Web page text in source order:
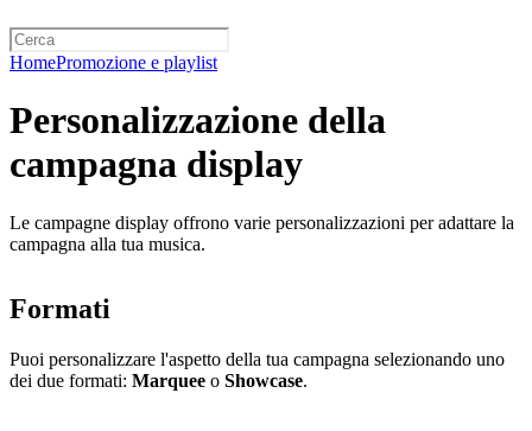
HomePromozione e playlist
Personalizzazione della
campagna display
Le campagne display offrono varie personalizzazioni per adattare la
campagna alla tua musica.
Formati
Puoi personalizzare l'aspetto della tua campagna selezionando uno
dei due formati: Marquee o Showcase.